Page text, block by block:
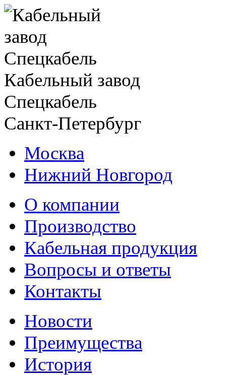
Кабельный завод
Спецкабель
Санкт-Петербург
Москва
Нижний Новгород
О компании
Производство
Кабельная продукция
Вопросы и ответы
Контакты
Новости
Преимущества
История